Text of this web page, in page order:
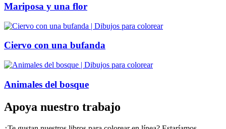
Mariposa y una flor
Ciervo con una bufanda
Animales del bosque
Apoya nuestro trabajo